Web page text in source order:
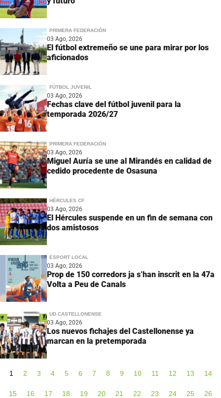
PRIMERA FEDERACIÓN
03 Ago, 2026
El fútbol extremeño se une para mirar por los
aficionados
FÚTBOL JUVENIL
03 Ago, 2026
Fechas clave del fútbol juvenil para la
temporada 2026/27
PRIMERA FEDERACIÓN
03 Ago, 2026
Miguel Auría se une al Mirandés en calidad de
cedido procedente de Osasuna
HÉRCULES CF
03 Ago, 2026
El Hércules suspende en un fin de semana con
dos amistosos
ESPORT LOCAL
03 Ago, 2026
Prop de 150 corredors ja s’han inscrit en la 47a
Volta a Peu de Canals
UD CASTELLONENSE
03 Ago, 2026
Los nuevos fichajes del Castellonense ya
marcan en la pretemporada
1 2 3 4 5 6 7 8 9 10 11 12 13 14
15 16 17 18 19 20 21 22 23 24 25 26